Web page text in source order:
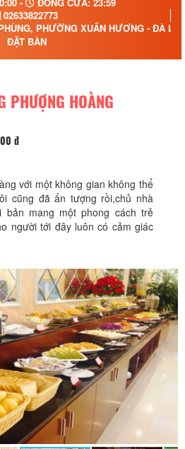
02633822773
PHƯỜNG XUÂN HƯƠNG - ĐÀ
ĐẶT BÀN
PHƯỢNG HOÀNG
đ
với một không gian không thể
cũng đã ấn tượng rồi,chủ nhà
mang một phong cách trẻ
người tới đây luôn có cảm giác